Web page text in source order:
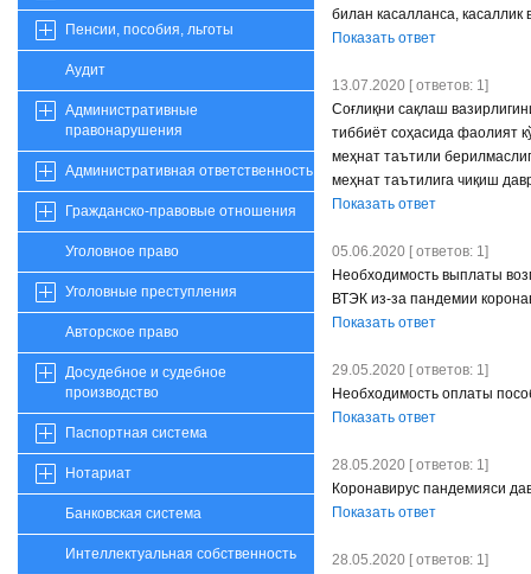
Пенсии, пособия, льготы
Аудит
Административные
правонарушения
Административная ответственность
Гражданско-правовые отношения
Уголовное право
Уголовные преступления
Авторское право
Досудебное и судебное
производство
Паспортная система
Нотариат
Банковская система
Интеллектуальная собственность
билан касалланса, касаллик
Показать ответ
13.07.2020 [ ответов: 1]
Соғлиқни сақлаш
тиббиёт соҳасида фаолият
меҳнат таътили
меҳнат таътилига чиқиш
Показать ответ
05.06.2020 [ ответов: 1]
Необходимость выплаты
ВТЭК из-за пандемии
Показать ответ
29.05.2020 [ ответов: 1]
Необходимость оплаты
Показать ответ
28.05.2020 [ ответов: 1]
Коронавирус пандемияси
Показать ответ
28.05.2020 [ ответов: 1]